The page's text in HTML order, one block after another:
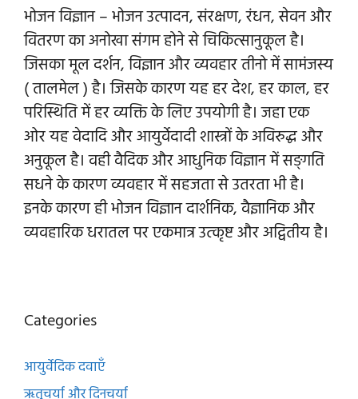
भोजन विज्ञान – भोजन उत्पादन, संरक्षण, रंधन, सेवन और
वितरण का अनोखा संगम होने से चिकित्सानुकूल है।
जिसका मूल दर्शन, विज्ञान और व्यवहार तीनो में सामंजस्य
( तालमेल ) है। जिसके कारण यह हर देश, हर काल, हर
परिस्थिति में हर व्यक्ति के लिए उपयोगी है। जहा एक
ओर यह वेदादि और आयुर्वेदादी शास्त्रों के अविरुद्ध और
अनुकूल है। वही वैदिक और आधुनिक विज्ञान में सङ्गति
सधने के कारण व्यवहार में सहजता से उतरता भी है।
इनके कारण ही भोजन विज्ञान दार्शनिक, वैज्ञानिक और
व्यवहारिक धरातल पर एकमात्र उत्कृष्ट और अद्वितीय है।
Categories
आयुर्वेदिक दवाएँ
ऋतुचर्या और दिनचर्या